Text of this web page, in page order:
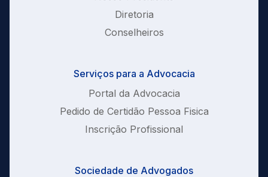
Diretoria
Conselheiros
Serviços para a Advocacia
Portal da Advocacia
Pedido de Certidão Pessoa Fisica
Inscrição Profissional
Sociedade de Advogados